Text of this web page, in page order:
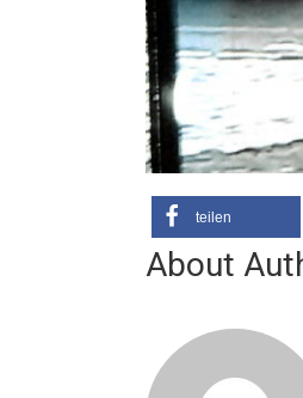
teilen
About